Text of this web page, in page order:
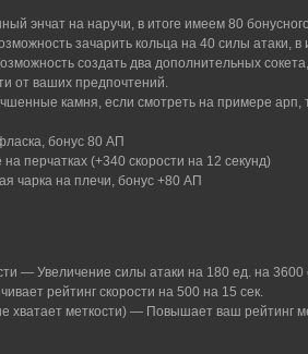
энчат на наручи, в итоге имеем 80
зачарить кольца на 40 силы атаки, в
создать два дополнительных
от ваших предпочтений.
камня, если смотреть на примере арп,
бонус 80 АП
перчатках (+340 скорости на 12 секунд)
чарка на плечи, бонус +80 АП
— Увеличение силы атаки на 180 ед. на 3600
рейтинг скорости на 500 на 15 сек.
хватает меткости) — Повышает ваш рейтинг